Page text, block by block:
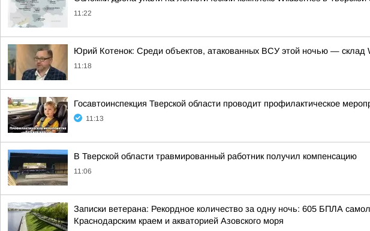
11:22
Юрий Котенок: Среди объектов, атакованных ВСУ этой ночью — склад
11:18
Госавтоинспекция Тверской области проводит профилактическое
11:13
В Тверской области травмированный работник получил компенсацию
11:06
Записки ветерана: Рекордное количество за одну ночь: 605 БПЛА
Краснодарским краем и акваторией Азовского моря